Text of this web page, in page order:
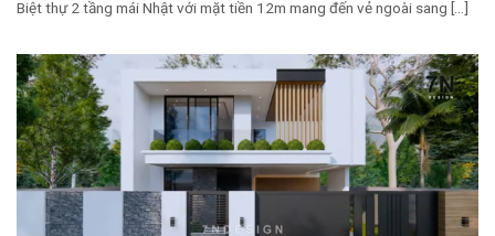
Biệt thự 2 tầng mái Nhật với mặt tiền 12m mang đến vẻ ngoài sang [...]